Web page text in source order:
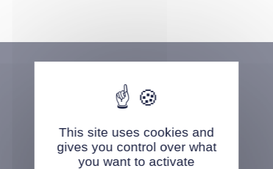
This site uses cookies and
gives you control over what
you want to activate